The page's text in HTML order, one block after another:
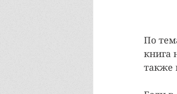
По
книга
также